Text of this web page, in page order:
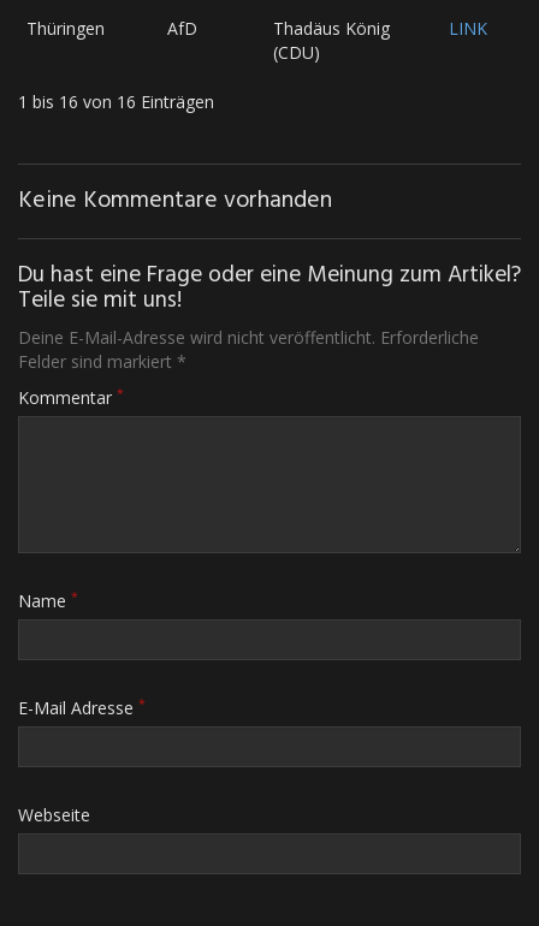
Thüringen AfD
Thadäus König
(CDU)
LINK
1 bis 16 von 16 Einträgen
Keine Kommentare vorhanden
Du hast eine Frage oder eine Meinung zum Artikel?
Teile sie mit uns!
Deine E-Mail-Adresse wird nicht veröffentlicht. Erforderliche
Felder sind markiert *
Kommentar *
Name *
E-Mail Adresse *
Webseite